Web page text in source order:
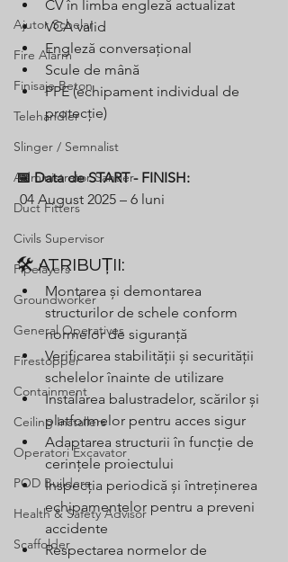
Ajutor Schelar
Fire Alarm
Finisaje Beton
Telehandler
Slinger / Semnalist
Administrator Santier
Duct Fitters
Civils Supervisor
Pipelayers
Groundworker
General Operatives
Firestopper
Containment
Ceiling Installers
Operatori Excavator
POD Builders
Health & Safety Advisor
Scaffolder
CV în limba engleză actualizat
VCA valid
Engleză conversațional
Scule de mână
PPE (echipament individual de
protecție)
📅 Data de START - FINISH:
04 August 2025 – 6 luni
🛠️ ATRIBUȚII:
Montarea și demontarea
structurilor de schele conform
normelor de siguranță
Verificarea stabilității și securității
schelelor înainte de utilizare
Instalarea balustradelor, scărilor și
platformelor pentru acces sigur
Adaptarea structurii în funcție de
cerințele proiectului
Inspecția periodică și întreținerea
echipamentelor pentru a preveni
accidente
Respectarea normelor de